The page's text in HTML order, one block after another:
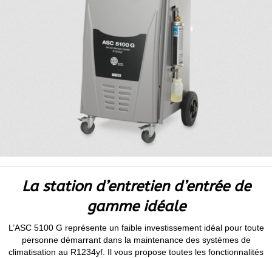
La station d’entretien d’entrée de
gamme idéale
L’ASC 5100 G représente un faible investissement idéal pour toute
personne démarrant dans la maintenance des systèmes de
climatisation au R1234yf. Il vous propose toutes les fonctionnalités